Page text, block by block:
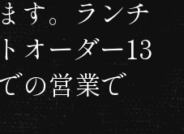
す。ランチ
オーダー13
の営業で